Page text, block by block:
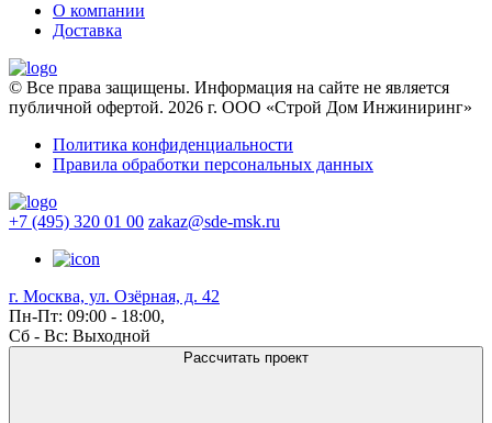
О компании
Доставка
© Все права защищены. Информация на сайте не является
публичной офертой. 2026 г. ООО «Строй Дом Инжиниринг»
Политика конфиденциальности
Правила обработки персональных данных
+7 (495) 320 01 00 zakaz@sde-msk.ru
г. Москва, ул. Озёрная, д. 42
Пн-Пт: 09:00 - 18:00,
Сб - Вс: Выходной
Рассчитать проект